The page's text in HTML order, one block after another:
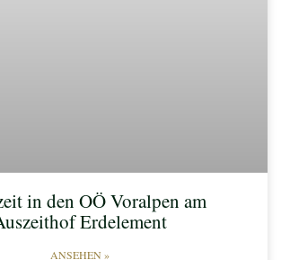
in den OÖ Voralpen am
Erdelement
ANSEHEN »